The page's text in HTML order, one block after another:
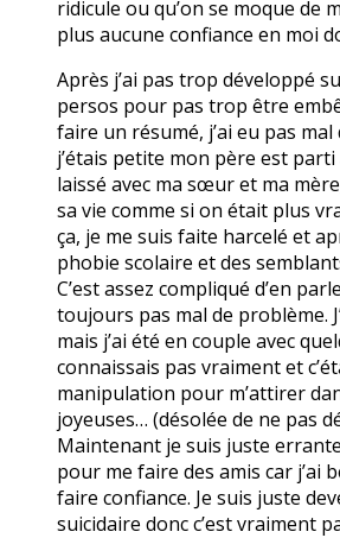
ridicule ou qu’on se moque de
plus aucune confiance en moi
Après j’ai pas trop développé
persos pour pas trop être
faire un résumé, j’ai eu pas
j’étais petite mon père est parti
laissé avec ma sœur et ma
sa vie comme si on était plus
ça, je me suis faite harcelé et
phobie scolaire et des
C’est assez compliqué d’en
toujours pas mal de problème.
mais j’ai été en couple avec
connaissais pas vraiment et
manipulation pour m’attirer
joyeuses… (désolée de ne pas
Maintenant je suis juste
pour me faire des amis car j’ai
faire confiance. Je suis juste
suicidaire donc c’est vraiment